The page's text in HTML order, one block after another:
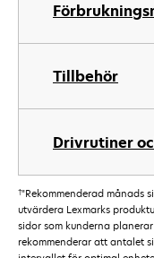
Tillbehör
Drivrutiner
†"Rekommenderad månads
utvärdera Lexmarks
sidor som kunderna
rekommenderar att antalet